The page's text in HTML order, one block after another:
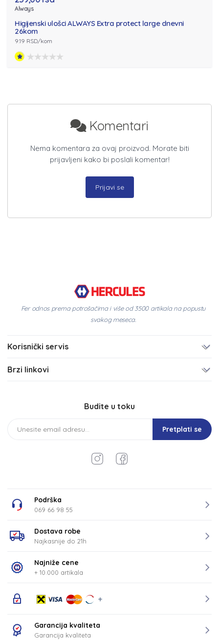
Always
Higijenski ulošci ALWAYS Extra protect large dnevni
26kom
9.19 RSD/kom
Komentari
Nema komentara za ovaj proizvod. Morate biti
prijavljeni kako bi poslali komentar!
Prijavi se
Fer odnos prema potrošačima i više od 3500 artikala na popustu
svakog meseca.
Korisnički servis
Brzi linkovi
Budite u toku
Pretplati se
Podrška
069 66 98 55
Dostava robe
Najkasnije do 21h
Najniže cene
+ 10.000 artikala
Garancija kvaliteta
Garancija kvaliteta